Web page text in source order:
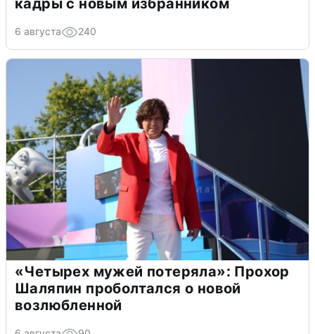
6 августа 240
«Четырех мужей потеряла»: Прохор
Шаляпин проболтался о новой
возлюбленной